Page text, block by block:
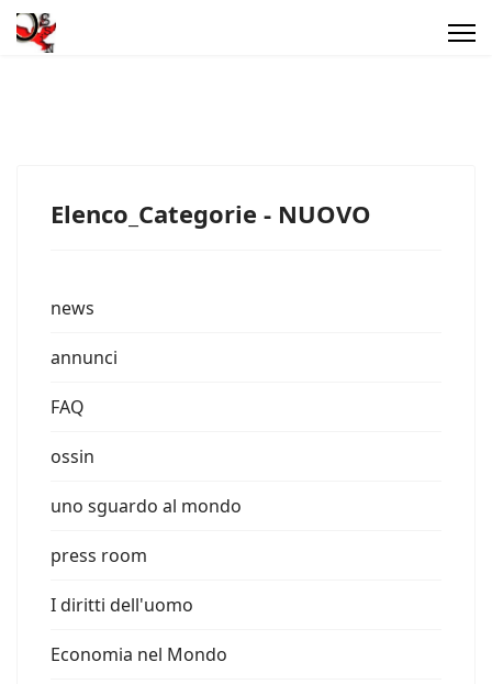
Elenco_Categorie - NUOVO
news
annunci
FAQ
ossin
uno sguardo al mondo
press room
I diritti dell'uomo
Economia nel Mondo